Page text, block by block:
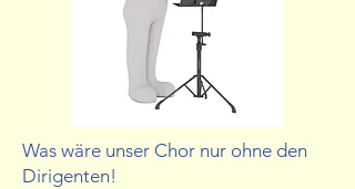
Was wäre unser Chor nur ohne den
Dirigenten!